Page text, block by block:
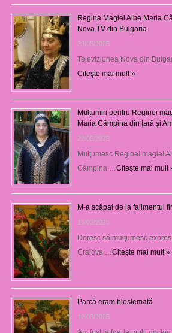
Regina Magiei Albe Maria
Nova TV din Bulgaria
23/05/2025
Televiziunea Nova din
Citeşte mai mult »
Mulțumiri pentru Reginei
Maria Câmpina din țară și
22/05/2025
Mulţumesc Reginei magiei
Câmpina … Citeşte mai mult
M-a scăpat de la falimentul
13/03/2025
Doresc să mulţumesc
Craiova … Citeşte mai mult »
Parcă eram blestemată
12/03/2025